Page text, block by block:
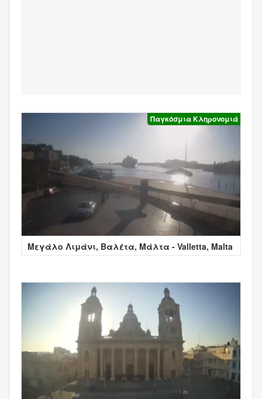
Παγκόσμια Κληρονομιά
Μεγάλο Λιμάνι, Βαλέτα, Μάλτα - Valletta, Malta